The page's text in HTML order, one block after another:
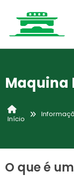
Maquina
Início
O que é